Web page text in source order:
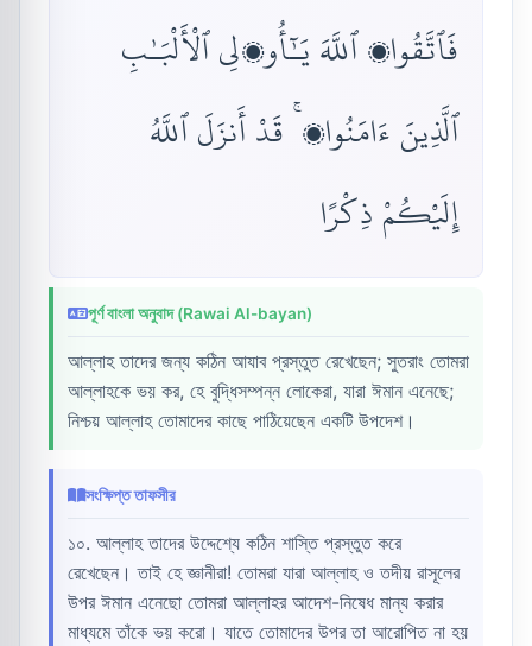
فَٱتَّقُوا۟ ٱللَّهَ يَـٰٓأُو۟لِى ٱلْأَلْبَـٰبِ
ٱلَّذِينَ ءَامَنُوا۟ ۚ قَدْ أَنزَلَ ٱللَّهُ
إِلَيْكُمْ ذِكْرًا
পূর্ণ বাংলা অনুবাদ (Rawai Al-bayan)
আল্লাহ তাদের জন্য কঠিন আযাব প্রস্তুত রেখেছেন; সুতরাং তোমরা
আল্লাহকে ভয় কর, হে বুদ্ধিসম্পন্ন লোকেরা, যারা ঈমান এনেছে;
নিশ্চয় আল্লাহ তোমাদের কাছে পাঠিয়েছেন একটি উপদেশ।
সংক্ষিপ্ত তাফসীর
১০. আল্লাহ তাদের উদ্দেশ্যে কঠিন শাস্তি প্রস্তুত করে
রেখেছেন। তাই হে জ্ঞানীরা! তোমরা যারা আল্লাহ ও তদীয় রাসূলের
উপর ঈমান এনেছো তোমরা আল্লাহর আদেশ-নিষেধ মান্য করার
মাধ্যমে তাঁকে ভয় করো। যাতে তোমাদের উপর তা আরোপিত না হয়